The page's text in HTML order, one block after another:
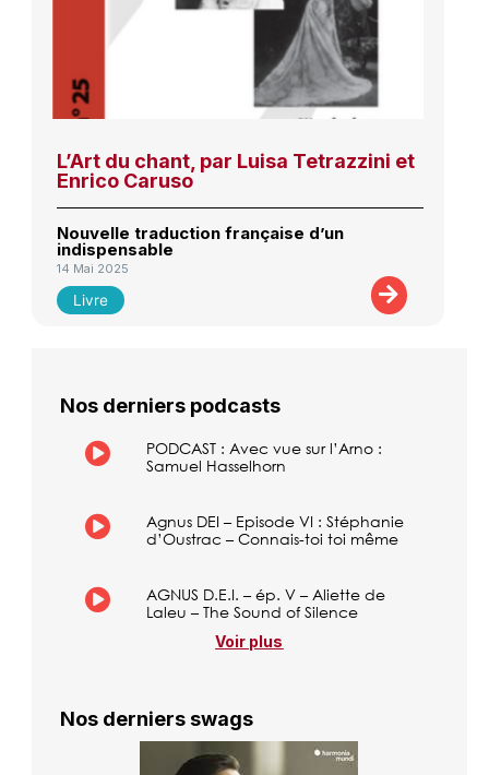
L’Art du chant, par Luisa Tetrazzini et
Enrico Caruso
Nouvelle traduction française d’un
indispensable
14 Mai 2025
Livre
Nos derniers podcasts
PODCAST : Avec vue sur l’Arno :
Samuel Hasselhorn
Agnus DEI – Episode VI : Stéphanie
d’Oustrac – Connais-toi toi même
AGNUS D.E.I. – ép. V – Aliette de
Laleu – The Sound of Silence
Voir plus
Nos derniers swags